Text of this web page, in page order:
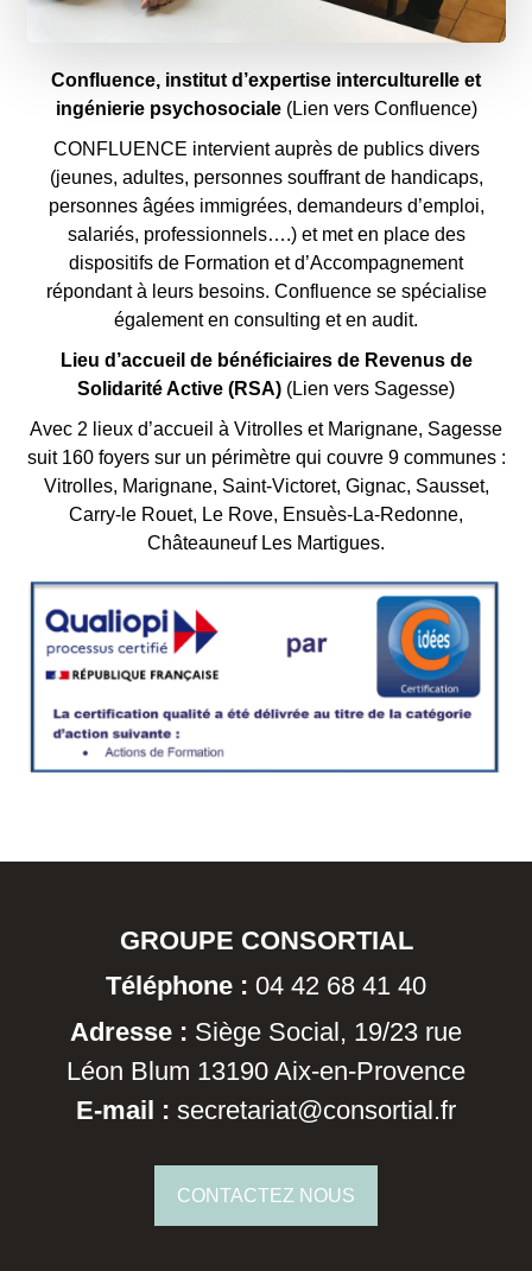
Confluence, institut d’expertise interculturelle et
ingénierie psychosociale (Lien vers Confluence)
CONFLUENCE intervient auprès de publics divers
(jeunes, adultes, personnes souffrant de handicaps,
personnes âgées immigrées, demandeurs d’emploi,
salariés, professionnels….) et met en place des
dispositifs de Formation et d’Accompagnement
répondant à leurs besoins. Confluence se spécialise
également en consulting et en audit.
Lieu d’accueil de bénéficiaires de Revenus de
Solidarité Active (RSA) (Lien vers Sagesse)
Avec 2 lieux d’accueil à Vitrolles et Marignane, Sagesse
suit 160 foyers sur un périmètre qui couvre 9 communes :
Vitrolles, Marignane, Saint-Victoret, Gignac, Sausset,
Carry-le Rouet, Le Rove, Ensuès-La-Redonne,
Châteauneuf Les Martigues.
GROUPE CONSORTIAL
Téléphone : 04 42 68 41 40
Adresse : Siège Social, 19/23 rue
Léon Blum 13190 Aix-en-Provence
E-mail : secretariat@consortial.fr
CONTACTEZ NOUS